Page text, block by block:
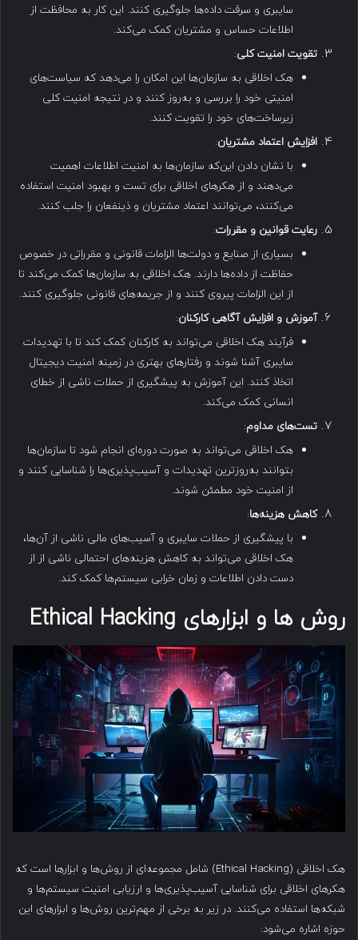
سایبری و سرقت داده‌ها جلوگیری کنند. این کار به محافظت از
اطلاعات حساس و مشتریان کمک می‌کند.
تقویت امنیت کلی:
هک اخلاقی به سازمان‌ها این امکان را می‌دهد که سیاست‌های
امنیتی خود را بررسی و به‌روز کنند و در نتیجه امنیت کلی
زیرساخت‌های خود را تقویت کنند.
افزایش اعتماد مشتریان:
با نشان دادن این‌که سازمان‌ها به امنیت اطلاعات اهمیت
می‌دهند و از هکرهای اخلاقی برای تست و بهبود امنیت استفاده
می‌کنند، می‌توانند اعتماد مشتریان و ذینفعان را جلب کنند.
رعایت قوانین و مقررات:
بسیاری از صنایع و دولت‌ها الزامات قانونی و مقرراتی در خصوص
حفاظت از داده‌ها دارند. هک اخلاقی به سازمان‌ها کمک می‌کند تا
از این الزامات پیروی کنند و از جریمه‌های قانونی جلوگیری کنند.
آموزش و افزایش آگاهی کارکنان:
فرآیند هک اخلاقی می‌تواند به کارکنان کمک کند تا با تهدیدات
سایبری آشنا شوند و رفتارهای بهتری در زمینه امنیت دیجیتال
اتخاذ کنند. این آموزش به پیشگیری از حملات ناشی از خطای
انسانی کمک می‌کند.
تست‌های مداوم:
هک اخلاقی می‌تواند به صورت دوره‌ای انجام شود تا سازمان‌ها
بتوانند به‌روزترین تهدیدات و آسیب‌پذیری‌ها را شناسایی کنند و
از امنیت خود مطمئن شوند.
کاهش هزینه‌ها:
با پیشگیری از حملات سایبری و آسیب‌های مالی ناشی از آن‌ها،
هک اخلاقی می‌تواند به کاهش هزینه‌های احتمالی ناشی از از
دست دادن اطلاعات و زمان خرابی سیستم‌ها کمک کند.
روش ها و ابزارهای Ethical Hacking
هک اخلاقی (Ethical Hacking) شامل مجموعه‌ای از روش‌ها و ابزارها است که
هکرهای اخلاقی برای شناسایی آسیب‌پذیری‌ها و ارزیابی امنیت سیستم‌ها و
شبکه‌ها استفاده می‌کنند. در زیر به برخی از مهم‌ترین روش‌ها و ابزارهای این
حوزه اشاره می‌شود: